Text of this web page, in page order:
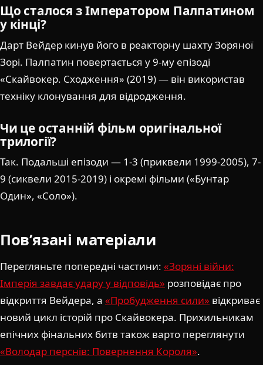
Що сталося з Імператором Палпатином
у кінці?
Дарт Вейдер кинув його в реакторну шахту Зоряної
Зорі. Палпатин повертається у 9-му епізоді
«Скайвокер. Сходження» (2019) — він використав
техніку клонування для відродження.
Чи це останній фільм оригінальної
трилогії?
Так. Подальші епізоди — 1-3 (приквели 1999-2005), 7-
9 (сиквели 2015-2019) і окремі фільми («Бунтар
Один», «Соло»).
Пов’язані матеріали
Перегляньте попередні частини: «Зоряні війни:
Імперія завдає удару у відповідь» розповідає про
відкриття Вейдера, а «Пробудження сили» відкриває
новий цикл історій про Скайвокера. Прихильникам
епічних фінальних битв також варто переглянути
«Володар перснів: Повернення Короля».